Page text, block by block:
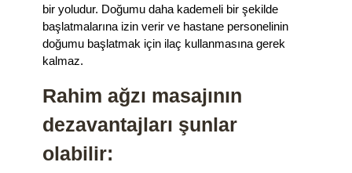
bir yoludur. Doğumu daha kademeli bir şekilde
başlatmalarına izin verir ve hastane personelinin
doğumu başlatmak için ilaç kullanmasına gerek
kalmaz.
Rahim ağzı masajının
dezavantajları şunlar
olabilir: